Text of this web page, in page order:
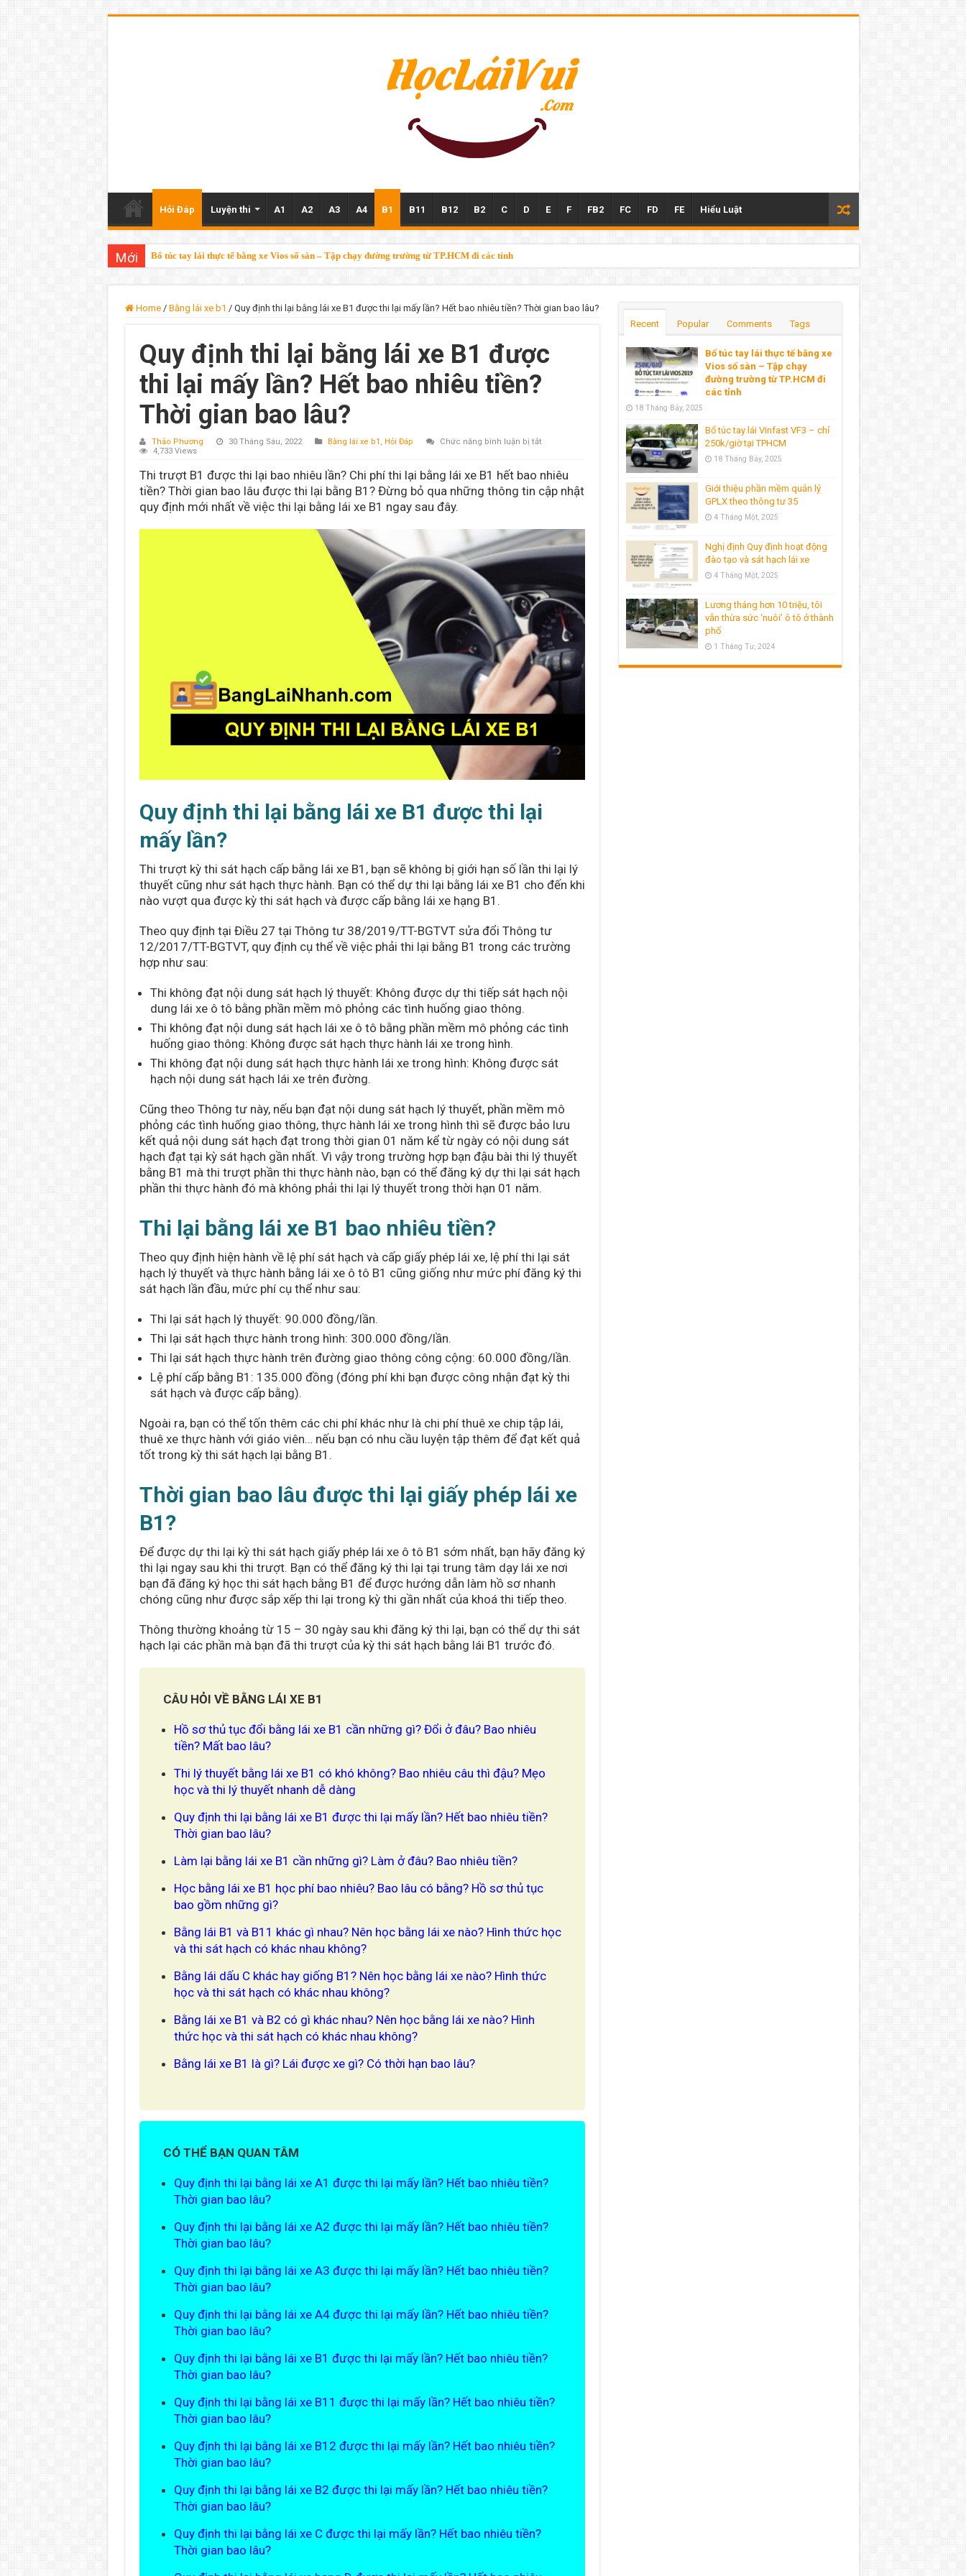
Hỏi Đáp Luyện thi A1 A2 A3 A4 B1 B11 B12 B2 C D E F FB2 FC FD FE Hiểu Luật
Mới Bổ túc tay lái thực tế bằng xe Vios số sàn – Tập chạy đường trường từ TP.HCM đi các tỉnh
Bổ túc tay lái Vinfast VF3 – chỉ 250k/giờ tại TPHCM
Home / Bằng lái xe b1 / Quy định thi lại bằng lái xe B1 được thi lại mấy lần? Hết bao nhiêu tiền? Thời gian bao lâu?
Quy định thi lại bằng lái xe B1 được
thi lại mấy lần? Hết bao nhiêu tiền?
Thời gian bao lâu?
Thảo Phương 30 Tháng Sáu, 2022 Bằng lái xe b1 , Hỏi Đáp Chức năng bình luận bị tắtở
thi
lại
bằng
lái
thi
lại
mấy
nhiêu
tiền?
Thời
gian
bao
lâu?
4,733 Views
Thi trượt B1 được thi lại bao nhiêu lần? Chi phí thi lại bằng lái xe B1 hết bao nhiêu
tiền? Thời gian bao lâu được thi lại bằng B1? Đừng bỏ qua những thông tin cập nhật
quy định mới nhất về việc thi lại bằng lái xe B1 ngay sau đây.
Quy định thi lại bằng lái xe B1 được thi lại
mấy lần?
Thi trượt kỳ thi sát hạch cấp bằng lái xe B1, bạn sẽ không bị giới hạn số lần thi lại lý
thuyết cũng như sát hạch thực hành. Bạn có thể dự thi lại bằng lái xe B1 cho đến khi
nào vượt qua được kỳ thi sát hạch và được cấp bằng lái xe hạng B1.
Theo quy định tại Điều 27 tại Thông tư 38/2019/TT-BGTVT sửa đổi Thông tư
12/2017/TT-BGTVT, quy định cụ thể về việc phải thi lại bằng B1 trong các trường
hợp như sau:
Thi không đạt nội dung sát hạch lý thuyết: Không được dự thi tiếp sát hạch nội
dung lái xe ô tô bằng phần mềm mô phỏng các tình huống giao thông.
Thi không đạt nội dung sát hạch lái xe ô tô bằng phần mềm mô phỏng các tình
huống giao thông: Không được sát hạch thực hành lái xe trong hình.
Thi không đạt nội dung sát hạch thực hành lái xe trong hình: Không được sát
hạch nội dung sát hạch lái xe trên đường.
Cũng theo Thông tư này, nếu bạn đạt nội dung sát hạch lý thuyết, phần mềm mô
phỏng các tình huống giao thông, thực hành lái xe trong hình thì sẽ được bảo lưu
kết quả nội dung sát hạch đạt trong thời gian 01 năm kể từ ngày có nội dung sát
hạch đạt tại kỳ sát hạch gần nhất. Vì vậy trong trường hợp bạn đậu bài thi lý thuyết
bằng B1 mà thi trượt phần thi thực hành nào, bạn có thể đăng ký dự thi lại sát hạch
phần thi thực hành đó mà không phải thi lại lý thuyết trong thời hạn 01 năm.
Thi lại bằng lái xe B1 bao nhiêu tiền?
Theo quy định hiện hành về lệ phí sát hạch và cấp giấy phép lái xe, lệ phí thi lại sát
hạch lý thuyết và thực hành bằng lái xe ô tô B1 cũng giống như mức phí đăng ký thi
sát hạch lần đầu, mức phí cụ thể như sau:
Thi lại sát hạch lý thuyết: 90.000 đồng/lần.
Thi lại sát hạch thực hành trong hình: 300.000 đồng/lần.
Thi lại sát hạch thực hành trên đường giao thông công cộng: 60.000 đồng/lần.
Lệ phí cấp bằng B1: 135.000 đồng (đóng phí khi bạn được công nhận đạt kỳ thi
sát hạch và được cấp bằng).
Ngoài ra, bạn có thể tốn thêm các chi phí khác như là chi phí thuê xe chip tập lái,
thuê xe thực hành với giáo viên… nếu bạn có nhu cầu luyện tập thêm để đạt kết quả
tốt trong kỳ thi sát hạch lại bằng B1.
Thời gian bao lâu được thi lại giấy phép lái xe
B1?
Để được dự thi lại kỳ thi sát hạch giấy phép lái xe ô tô B1 sớm nhất, bạn hãy đăng ký
thi lại ngay sau khi thi trượt. Bạn có thể đăng ký thi lại tại trung tâm dạy lái xe nơi
bạn đã đăng ký học thi sát hạch bằng B1 để được hướng dẫn làm hồ sơ nhanh
chóng cũng như được sắp xếp thi lại trong kỳ thi gần nhất của khoá thi tiếp theo.
Thông thường khoảng từ 15 – 30 ngày sau khi đăng ký thi lại, bạn có thể dự thi sát
hạch lại các phần mà bạn đã thi trượt của kỳ thi sát hạch bằng lái B1 trước đó.
CÂU HỎI VỀ BẰNG LÁI XE B1
Hồ sơ thủ tục đổi bằng lái xe B1 cần những gì? Đổi ở đâu? Bao nhiêu
tiền? Mất bao lâu?
Thi lý thuyết bằng lái xe B1 có khó không? Bao nhiêu câu thì đậu? Mẹo
học và thi lý thuyết nhanh dễ dàng
Quy định thi lại bằng lái xe B1 được thi lại mấy lần? Hết bao nhiêu tiền?
Thời gian bao lâu?
Làm lại bằng lái xe B1 cần những gì? Làm ở đâu? Bao nhiêu tiền?
Học bằng lái xe B1 học phí bao nhiêu? Bao lâu có bằng? Hồ sơ thủ tục
bao gồm những gì?
Bằng lái B1 và B11 khác gì nhau? Nên học bằng lái xe nào? Hình thức học
và thi sát hạch có khác nhau không?
Bằng lái dấu C khác hay giống B1? Nên học bằng lái xe nào? Hình thức
học và thi sát hạch có khác nhau không?
Bằng lái xe B1 và B2 có gì khác nhau? Nên học bằng lái xe nào? Hình
thức học và thi sát hạch có khác nhau không?
Bằng lái xe B1 là gì? Lái được xe gì? Có thời hạn bao lâu?
CÓ THỂ BẠN QUAN TÂM
Quy định thi lại bằng lái xe A1 được thi lại mấy lần? Hết bao nhiêu tiền?
Thời gian bao lâu?
Quy định thi lại bằng lái xe A2 được thi lại mấy lần? Hết bao nhiêu tiền?
Thời gian bao lâu?
Quy định thi lại bằng lái xe A3 được thi lại mấy lần? Hết bao nhiêu tiền?
Thời gian bao lâu?
Quy định thi lại bằng lái xe A4 được thi lại mấy lần? Hết bao nhiêu tiền?
Thời gian bao lâu?
Quy định thi lại bằng lái xe B1 được thi lại mấy lần? Hết bao nhiêu tiền?
Thời gian bao lâu?
Quy định thi lại bằng lái xe B11 được thi lại mấy lần? Hết bao nhiêu tiền?
Thời gian bao lâu?
Quy định thi lại bằng lái xe B12 được thi lại mấy lần? Hết bao nhiêu tiền?
Thời gian bao lâu?
Quy định thi lại bằng lái xe B2 được thi lại mấy lần? Hết bao nhiêu tiền?
Thời gian bao lâu?
Quy định thi lại bằng lái xe C được thi lại mấy lần? Hết bao nhiêu tiền?
Thời gian bao lâu?
Recent Popular Comments Tags
Bổ túc tay lái thực tế bằng xe
Vios số sàn – Tập chạy
đường trường từ TP.HCM đi
các tỉnh
18 Tháng Bảy, 2025
Bổ túc tay lái Vinfast VF3 – chỉ
250k/giờ tại TPHCM
18 Tháng Bảy, 2025
Giới thiệu phần mềm quản lý
GPLX theo thông tư 35
4 Tháng Một, 2025
Nghị định Quy định hoạt động
đào tạo và sát hạch lái xe
4 Tháng Một, 2025
Lương tháng hơn 10 triệu, tôi
vẫn thừa sức ‘nuôi’ ô tô ở thành
phố
1 Tháng Tư, 2024